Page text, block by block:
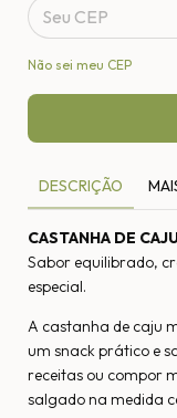
Não sei meu CEP
DESCRIÇÃO
CASTANHA DE
Sabor equilibrado,
especial.
A castanha de caju
um snack prático e
receitas ou compor
salgado na medida